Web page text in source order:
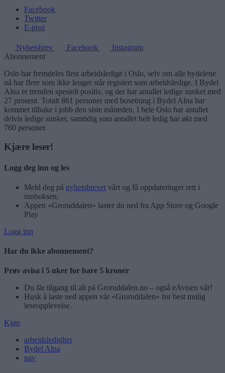
Facebook
Twitter
E-post
Nyhetsbrev Facebook
Instagram
Abonnement
Oslo har fremdeles flest arbeidsledige i Oslo, selv om alle bydelene
nå har flere som ikke lenger står registert som arbeidsledige. I Bydel
Alna er trenden spesielt positiv, og der har antallet ledige sunket med
27 prosent. Totalt 861 personer med bosetning i Bydel Alna har
kommet tilbake i jobb den siste måneden. I hele Oslo har antallet
delvis ledige sunket, samtidig som antallet helt ledig har økt med
760 personer.
Kjære leser!
Logg deg inn og les
Meld deg på nyhetsbrevet vårt og få oppdateringer rett i
innboksen.
Appen «Groruddalen» laster du ned fra App Store og Google
Play
Logg inn
Har du ikke abonnement?
Prøv avisa i 5 uker for bare 5 kroner
Du får tilgang til alt på Groruddalen.no – også eAvisen vår!
Husk å laste ned appen vår «Groruddalen» for best mulig
leseopplevelse.
Kjøp
arbeidsledighet
Bydel Alna
nav